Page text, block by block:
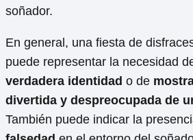
soñador.
En general, una fiesta de
puede representar la necesidad
verdadera identidad o de
divertida y despreocupada de
También puede indicar la